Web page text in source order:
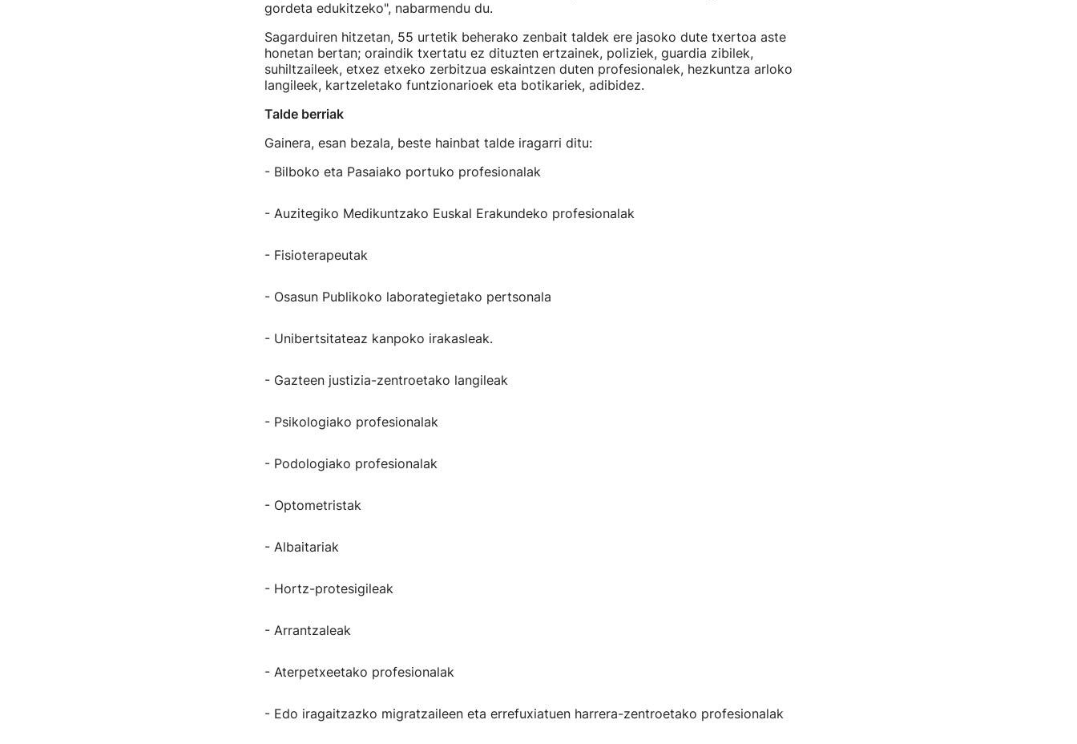
gordeta edukitzeko", nabarmendu du.
Sagarduiren hitzetan, 55 urtetik beherako zenbait taldek ere jasoko dute txertoa aste
honetan bertan; oraindik txertatu ez dituzten ertzainek, poliziek, guardia zibilek,
suhiltzaileek, etxez etxeko zerbitzua eskaintzen duten profesionalek, hezkuntza arloko
langileek, kartzeletako funtzionarioek eta botikariek, adibidez.
Talde berriak
Gainera, esan bezala, beste hainbat talde iragarri ditu:
- Bilboko eta Pasaiako portuko profesionalak
- Auzitegiko Medikuntzako Euskal Erakundeko profesionalak
- Fisioterapeutak
- Osasun Publikoko laborategietako pertsonala
- Unibertsitateaz kanpoko irakasleak.
- Gazteen justizia-zentroetako langileak
- Psikologiako profesionalak
- Podologiako profesionalak
- Optometristak
- Albaitariak
- Hortz-protesigileak
- Arrantzaleak
- Aterpetxeetako profesionalak
- Edo iragaitzazko migratzaileen eta errefuxiatuen harrera-zentroetako profesionalak